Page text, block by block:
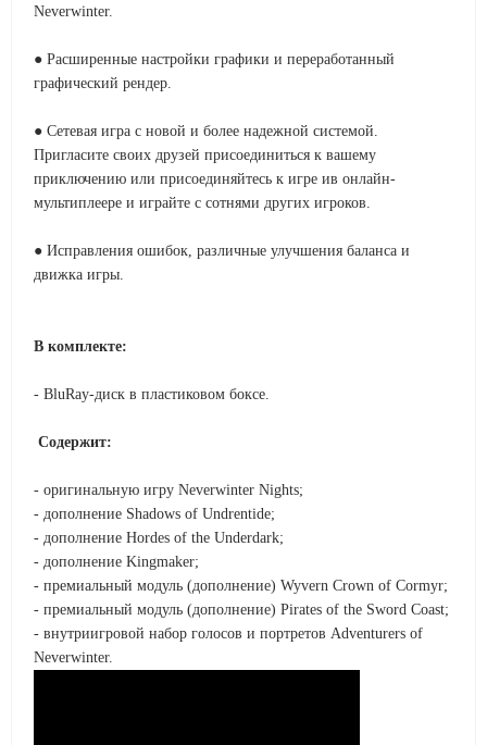
Neverwinter.
● Расширенные настройки графики и переработанный
графический рендер.
● Сетевая игра с новой и более надежной системой.
Пригласите своих друзей присоединиться к вашему
приключению или присоединяйтесь к игре ив онлайн-
мультиплеере и играйте с сотнями других игроков.
● Исправления ошибок, различные улучшения баланса и
движка игры.
В комплекте:
- BluRay-диск в пластиковом боксе.
Содержит:
- оригинальную игру Neverwinter Nights;
- дополнение Shadows of Undrentide;
- дополнение Hordes of the Underdark;
- дополнение Kingmaker;
- премиальный модуль (дополнение) Wyvern Crown of Cormyr;
- премиальный модуль (дополнение) Pirates of the Sword Coast;
- внутриигровой набор голосов и портретов Adventurers of
Neverwinter.